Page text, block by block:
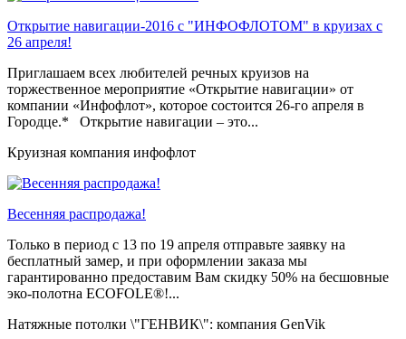
Открытие навигации-2016 с "ИНФОФЛОТОМ" в круизах с
26 апреля!
Приглашаем всех любителей речных круизов на
торжественное мероприятие «Открытие навигации» от
компании «Инфофлот», которое состоится 26-го апреля в
Городце.* Открытие навигации – это...
Круизная компания инфофлот
Весенняя распродажа!
Только в период c 13 по 19 апреля отправьте заявку на
бесплатный замер, и при оформлении заказа мы
гарантированно предоставим Вам скидку 50% на бесшовные
эко-полотна ECOFOLE®!...
Натяжные потолки \"ГЕНВИК\": компания GenVik